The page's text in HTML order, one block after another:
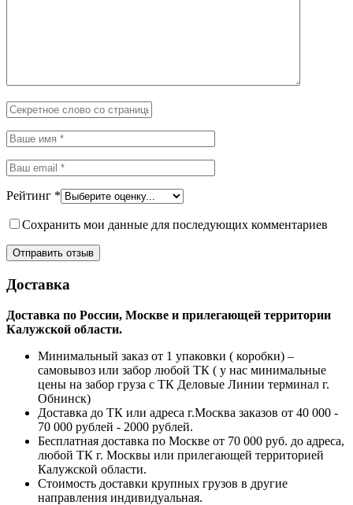
Рейтинг *
Сохранить мои данные для последующих комментариев
Доставка
Доставка по России, Москве и прилегающей территории
Калужской области.
Минимальный заказ от 1 упаковки ( коробки) –
самовывоз или забор любой ТК ( у нас минимальные
цены на забор груза с ТК Деловые Линии терминал г.
Обнинск)
Доставка до ТК или адреса г.Москва заказов от 40 000 -
70 000 рублей - 2000 рублей.
Бесплатная доставка по Москве от 70 000 руб. до адреса,
любой ТК г. Москвы или прилегающей территорией
Калужской области.
Стоимость доставки крупных грузов в другие
направления индивидуальная.